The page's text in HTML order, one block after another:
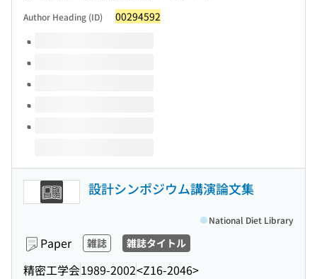
Author Heading (ID) 00294592
Volumes of this title
設計シンポジウム講演論文集
Paper 雑誌 雑誌タイトル
精密工学会1989-2002<Z16-2046>
National Diet Library